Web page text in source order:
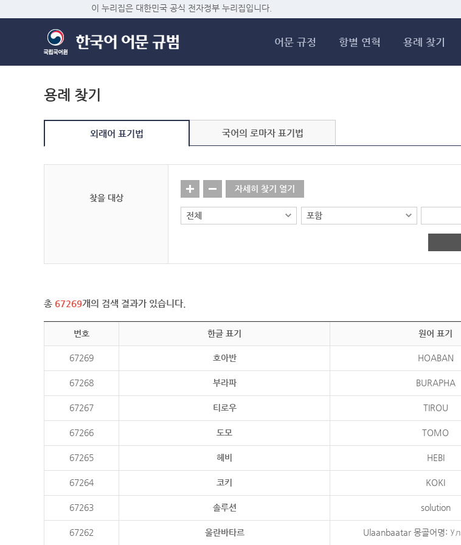
이 누리집은 대한민국 공식 전자정부 누리집입니다.
어문 규정 항별 연혁 용례 찾기
용례 찾기
외래어 표기법 국어의 로마자 표기법
찾을 대상
자세히 찾기 열기
총 67269개의 검색 결과가 있습니다.
번호 한글 표기 원어 표기
67269 호아반 HOABAN
67268 부라파 BURAPHA
67267 티로우 TIROU
67266 도모 TOMO
67265 헤비 HEBI
67264 코키 KOKI
67263 솔루션 solution
67262 울란바타르 Ulaanbaatar 몽골어명: